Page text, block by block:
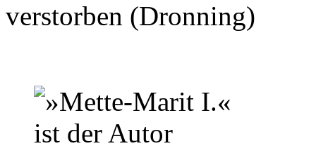
verstorben (Dronning)